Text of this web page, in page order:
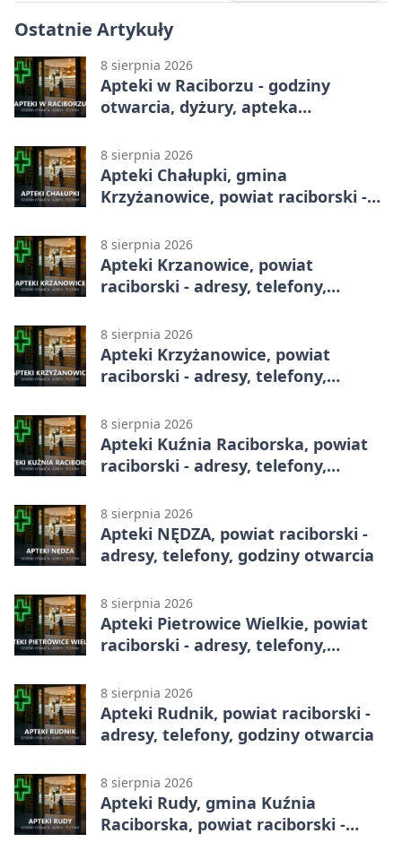
Ostatnie Artykuły
8 sierpnia 2026
Apteki w Raciborzu - godziny
otwarcia, dyżury, apteka
8 sierpnia 2026
Apteki Chałupki, gmina
Krzyżanowice, powiat raciborski -
8 sierpnia 2026
Apteki Krzanowice, powiat
raciborski - adresy, telefony,
8 sierpnia 2026
Apteki Krzyżanowice, powiat
raciborski - adresy, telefony,
8 sierpnia 2026
Apteki Kuźnia Raciborska, powiat
raciborski - adresy, telefony,
8 sierpnia 2026
Apteki NĘDZA, powiat raciborski -
adresy, telefony, godziny otwarcia
8 sierpnia 2026
Apteki Pietrowice Wielkie, powiat
raciborski - adresy, telefony,
8 sierpnia 2026
Apteki Rudnik, powiat raciborski -
adresy, telefony, godziny otwarcia
8 sierpnia 2026
Apteki Rudy, gmina Kuźnia
Raciborska, powiat raciborski -